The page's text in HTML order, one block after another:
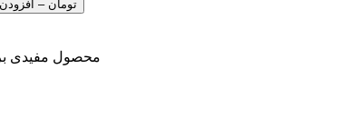
محصول مفیدی